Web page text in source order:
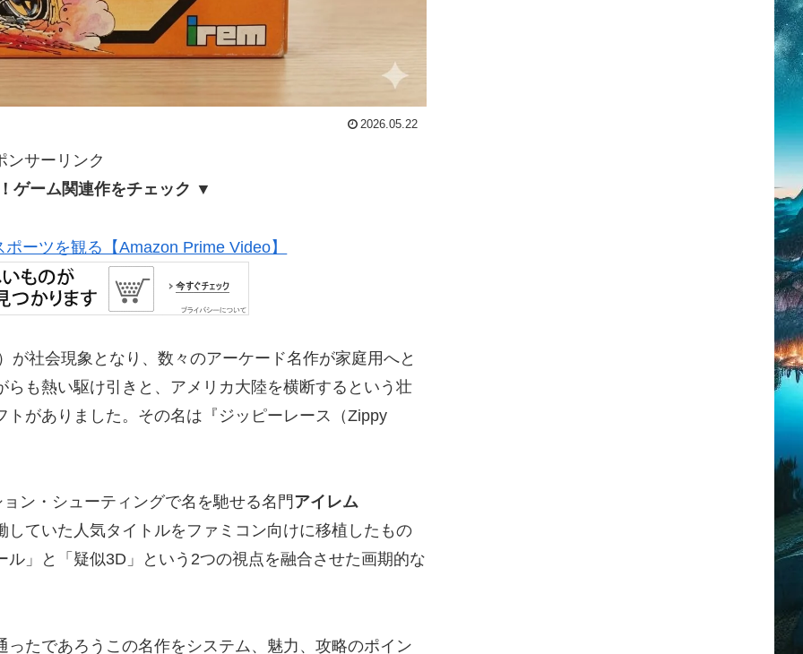
2026.05.22
ンサーリンク
ゲーム関連作をチェック ▼
ーツを観る【Amazon Prime Video】
社会現象となり、数々のアーケード名作が家庭用へと
も熱い駆け引きと、アメリカ大陸を横断するという壮
がありました。その名は『ジッピーレース（Zippy
ン・シューティングで名を馳せる名門 アイレム
ていた人気タイトルをファミコン向けに移植したもの
」と「疑似3D」という2つの視点を融合させた画期的な
たであろうこの名作をシステム、魅力、攻略のポイン